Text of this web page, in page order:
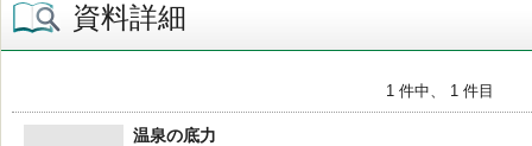
資料詳細
1 件中、 1 件目
温泉の底力